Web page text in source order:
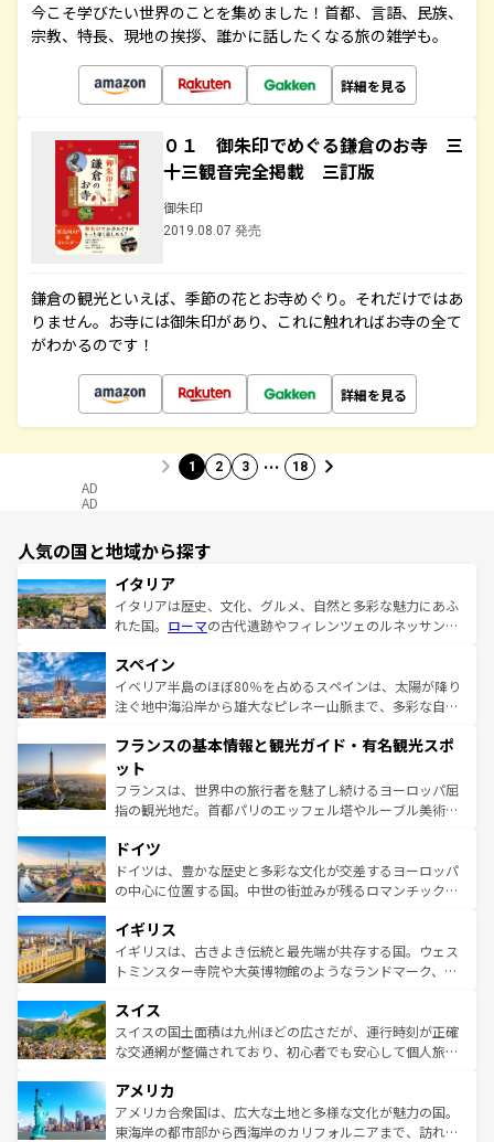
今こそ学びたい世界のことを集めました！首都、言語、民族、
宗教、特長、現地の挨拶、誰かに話したくなる旅の雑学も。
詳細を見る
０１ 御朱印でめぐる鎌倉のお寺 三
十三観音完全掲載 三訂版
御朱印
2019.08.07 発売
鎌倉の観光といえば、季節の花とお寺めぐり。それだけではあ
りません。お寺には御朱印があり、これに触れればお寺の全て
がわかるのです！
詳細を見る
1 2 3 … 18
AD
AD
人気の国と地域から探す
イタリア
イタリアは歴史、文化、グルメ、自然と多彩な魅力にあふ
れた国。 ローマの古代遺跡やフィレンツェのルネッサンス
ろん、トスカーナの美しい田園風景やアマルフィ海岸の絶
景など、自然景観も見逃せない。観光の合間には、本場の
ピザやパスタなど、絶品のイタリア料理を堪能することも
ませてくれるイタリアで、忘れられない旅をしてみよう！
なお、新着のイタリア情報は
しい。
スペイン
イベリア半島のほぼ80％を占めるスペインは、太陽が降り
注ぐ地中海沿岸から雄大なピレネー山脈まで、多彩な自然
文化が根付くこの国では、情熱的なフラメンコ、熱気あふ
れる闘牛、そして美味しいタパスが生活の一部となってい
る。首都マドリードの洗練された雰囲気や、バルセロナの
アートに溢れた街角から、地方では古代ローマ遺跡や中世
せる。地方によって風土や気候が異なるスペインはその個
性で訪れる人を魅了する。 なお、新着のスペイン情報は コ
ンテンツ一覧を参照してほしい。
フランスの基本情報と観光ガイド・有名観光スポ
ット
フランスは、世界中の旅行者を魅了し続けるヨーロッパ屈
指の観光地だ。首都パリのエッフェル塔やルーブル美術館
で、幅広い魅力が詰まっている。華麗な宮殿、歴史的な大
聖堂、美しいビーチ、そして豊かな自然が、訪れる者を心
から魅了する。また、フランスは美食の国としても知ら
いる。シャンパンの発祥地であるランス、プロヴァンスの
香り高いラベンダー畑など、多彩な楽しみ方が可能だ。さ
らに、パリ以外の地域にも魅力が溢れており、どの街角に
れる地方に足を運ぶとそれぞれで全く異なる文化を体験で
きるだろう。 なお、新着のフランス情報はコンテンツ一覧
を参照してほしい。
ドイツ
ドイツは、豊かな歴史と多彩な文化が交差するヨーロッパ
の中心に位置する国。中世の街並みが残るロマンチック街
顔を持つこの国は、どこを歩いても飽きることがない。ベ
ルリンの文化的活気、バイエルン州のアルプスの絶景、そ
してライン川沿いのワイン畑といった風景は必見。ビール
は、お酒好きな人にはぜひ体験してほしい。 なお、新着の
ドイツ情報はコンテンツ一覧を参照してほしい。
イギリス
イギリスは、古きよき伝統と最先端が共存する国。ウェス
トミンスター寺院や大英博物館のようなランドマーク、歴
リアごとに異なる魅力がある。また、優雅なアフタヌーン
ティー、ビール好きにはたまらない英国パブ、サッカー観
戦など、本場だからこそできる体験も豊富。イギリスを旅
ンツ一覧を参照してほしい。
スイス
スイスの国土面積は九州ほどの広さだが、運行時刻が正確
な交通網が整備されており、初心者でも安心して個人旅行
の建物がそのまま残る町や、スイスならではのユニークな
博物館もあり、アルプス観光だけでなく町歩きも満喫する
ことができる。国民の所得が高いため物価も高いが、旅行
アメリカ
アメリカ合衆国は、広大な土地と多様な文化が魅力の国。
東海岸の都市部から西海岸のカリフォルニアまで、訪れる